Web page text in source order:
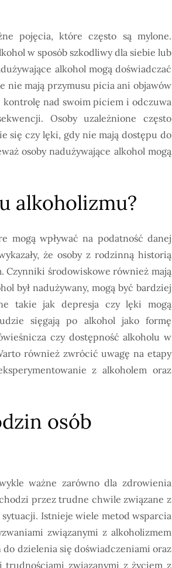
pojęcia, które często są mylone.
w sposób szkodliwy dla siebie lub
alkohol mogą doświadczać
nie mają przymusu picia ani objawów
kontrolę nad swoim piciem i odczuwa
Osoby uzależnione często
się czy lęki, gdy nie mają dostępu do
osoby nadużywające alkohol mogą
alkoholizmu?
mogą wpływać na podatność danej
że osoby z rodzinną historią
Czynniki środowiskowe również mają
był nadużywany, mogą być bardziej
takie jak depresja czy lęki mogą
sięgają po alkohol jako formę
czy dostępność alkoholu w
również zwrócić uwagę na etapy
z alkoholem oraz
osób
ważne zarówno dla zdrowienia
przez trudne chwile związane z
Istnieje wiele metod wsparcia
związanymi z alkoholizmem
dzielenia się doświadczeniami oraz
trudnościami związanymi z życiem z